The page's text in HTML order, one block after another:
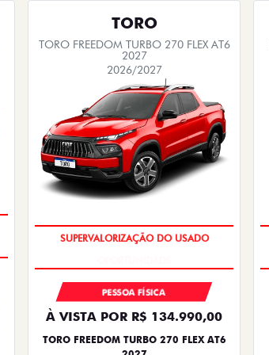
TORO
TORO FREEDOM TURBO 270 FLEX AT6
2027
2026/2027
OPORTUNIDADE
PESSOA FÍSICA
À VISTA POR R$ 134.990,00
TORO FREEDOM TURBO 270 FLEX AT6